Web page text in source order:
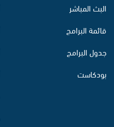
البث المباشر
قائمة البرامج
جدول البرامج
بودكاست